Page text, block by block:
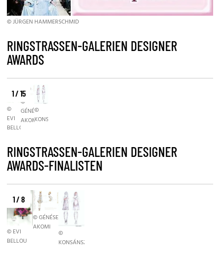
© JÜRGEN HAMMERSCHMID
RINGSTRASSEN-GALERIEN DESIGNER
AWARDS
1 / 15
©
EVI
BELLOU
©
GÉNÉSE
AKOMI
©
KONSÁNSZKY
RINGSTRASSEN-GALERIEN DESIGNER
AWARDS-FINALISTEN
1 / 8
© EVI
BELLOU
© GÉNÉSE
AKOMI
©
KONSÁNSZKY